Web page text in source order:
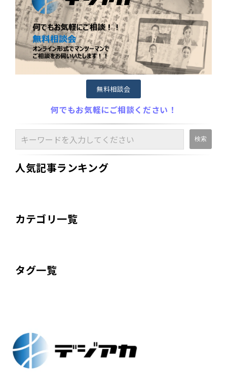
無料相談会
何でもお気軽にご相談ください！
人気記事ランキング
カテゴリ一覧
タグ一覧